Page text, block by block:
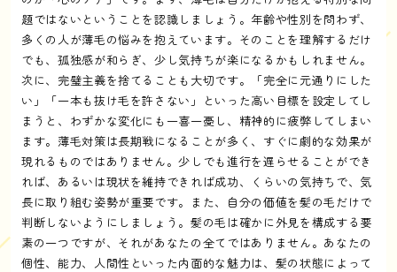
題ではないということを認識しましょう。年齢や性別を問わず、
多くの人が薄毛の悩みを抱えています。そのことを理解するだけ
でも、孤独感が和らぎ、少し気持ちが楽になるかもしれません。
次に、完璧主義を捨てることも大切です。「完全に元通りにした
い」「一本も抜け毛を許さない」といった高い目標を設定してし
まうと、わずかな変化にも一喜一憂し、精神的に疲弊してしまい
ます。薄毛対策は長期戦になることが多く、すぐに劇的な効果が
現れるものではありません。少しでも進行を遅らせることができ
れば、あるいは現状を維持できれば成功、くらいの気持ちで、気
長に取り組む姿勢が重要です。また、自分の価値を髪の毛だけで
判断しないようにしましょう。髪の毛は確かに外見を構成する要
素の一つですが、それがあなたの全てではありません。あなたの
個性、能力、人間性といった内面的な魅力は、髪の状態によって